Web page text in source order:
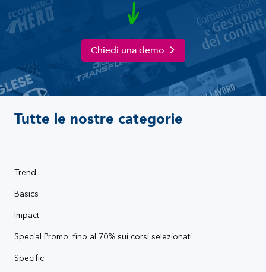
Chiedi una demo
Tutte le nostre categorie
Trend
Basics
Impact
Special Promo: fino al 70% sui corsi selezionati
Specific